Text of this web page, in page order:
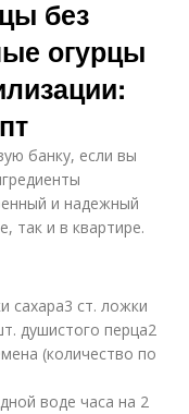
без
огурцы
банку, если вы
и надежный
так и в квартире.
сахара3 ст. ложки
душистого перца2
(количество по
воде часа на 2